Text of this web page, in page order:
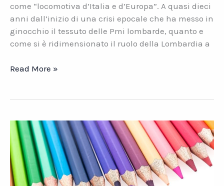
come “locomotiva d’Italia e d’Europa”. A quasi dieci
anni dall’inizio di una crisi epocale che ha messo in
ginocchio il tessuto delle Pmi lombarde, quanto e
come si è ridimensionato il ruolo della Lombardia a
Presente
imprese
lombarde
Read More »